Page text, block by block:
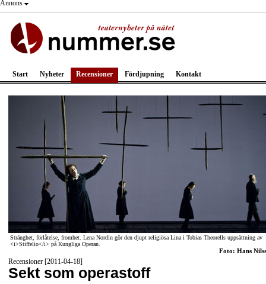
Annons
Start Nyheter Recensioner Fördjupning Kontakt
Stränghet, förlåtelse, fromhet. Lena Nordin gör den djupt religiösa Lina i Tobias Theorells uppsättning av
<i>Stiffelio</i> på Kungliga Operan.
Foto: Hans
Recensioner [2011-04-18]
Sekt som operastoff